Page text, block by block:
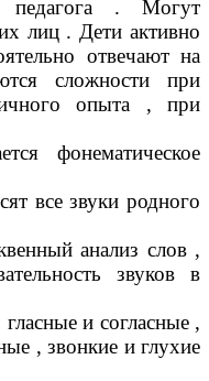
педагога . Могут
лиц . Дети активно
отвечают на
сложности при
опыта , при
фонематическое
все звуки родного
анализ слов ,
звуков в
и согласные ,
, звонкие и глухие